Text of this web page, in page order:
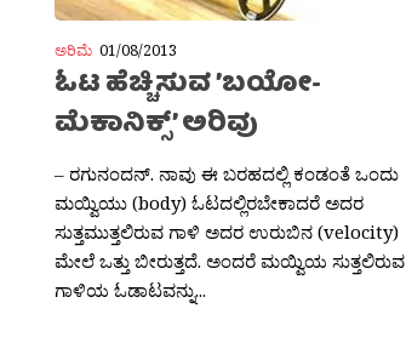
ಅರಿಮೆ 01/08/2013
ಓಟ ಹೆಚ್ಚಿಸುವ ’ಬಯೋ-
ಮೆಕಾನಿಕ್ಸ್’ ಅರಿವು
– ರಗುನಂದನ್. ನಾವು ಈ ಬರಹದಲ್ಲಿ ಕಂಡಂತೆ ಒಂದು
ಮಯ್ವಿಯು (body) ಓಟದಲ್ಲಿರಬೇಕಾದರೆ ಅದರ
ಸುತ್ತಮುತ್ತಲಿರುವ ಗಾಳಿ ಅದರ ಉರುಬಿನ (velocity)
ಮೇಲೆ ಒತ್ತು ಬೀರುತ್ತದೆ. ಅಂದರೆ ಮಯ್ವಿಯ ಸುತ್ತಲಿರುವ
ಗಾಳಿಯ ಓಡಾಟವನ್ನು...